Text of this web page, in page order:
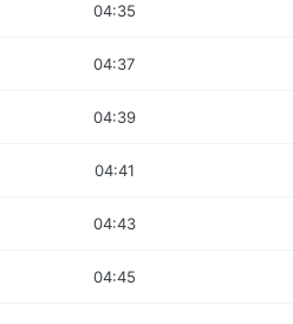
04:35
04:37
04:39
04:41
04:43
04:45